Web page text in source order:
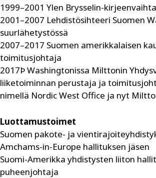
1999–2001 Ylen Brysselin-
2001–2007 Lehdistösihteeri Suomen
suurlähetystössä
2007–2017 Suomen amerikkalaisen
toimitusjohtaja
2017Þ Washingtonissa Milttonin
liiketoiminnan perustaja ja
nimellä Nordic West Office ja nyt
Luottamustoimet
Suomen pakote- ja
Amchams-in-Europe hallituksen jäsen
Suomi-Amerikka yhdistysten liiton
puheenjohtaja